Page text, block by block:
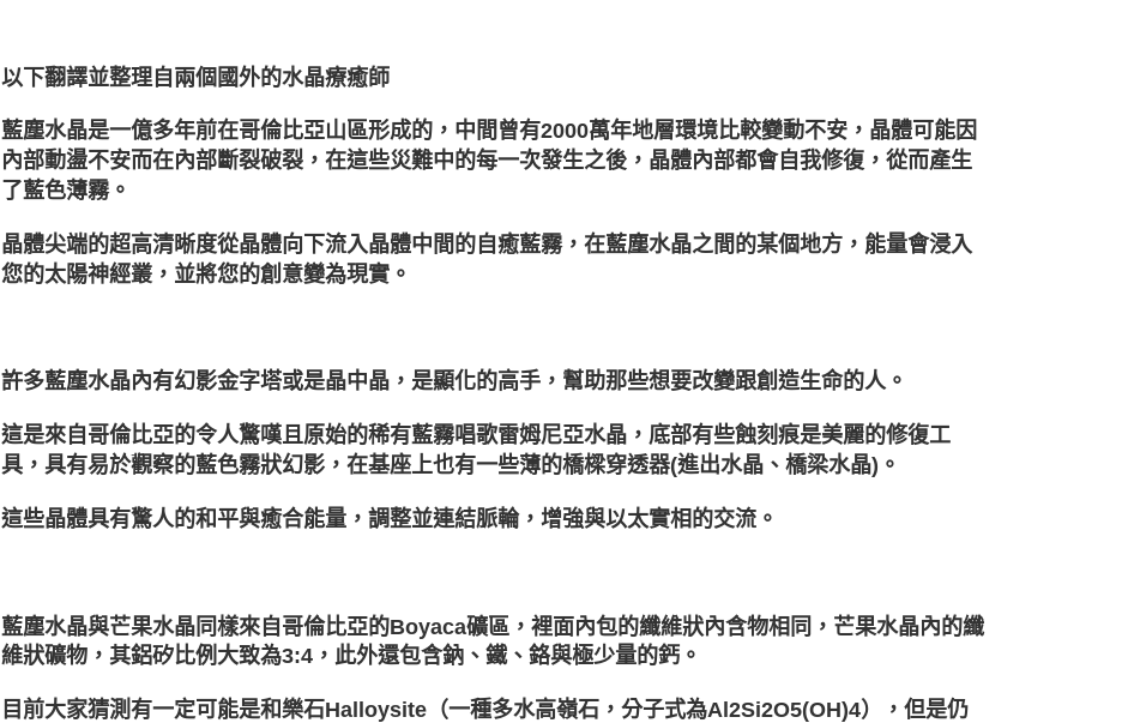
以下翻譯並整理自兩個國外的水晶療癒師
藍塵水晶是一億多年前在哥倫比亞山區形成的，中間曾有2000萬年地層環境比較變動不安，晶體可能因
內部動盪不安而在內部斷裂破裂，在這些災難中的每一次發生之後，晶體內部都會自我修復，從而產生
了藍色薄霧。
晶體尖端的超高清晰度從晶體向下流入晶體中間的自癒藍霧，在藍塵水晶之間的某個地方，能量會浸入
您的太陽神經叢，並將您的創意變為現實。
許多藍塵水晶內有幻影金字塔或是晶中晶，是顯化的高手，幫助那些想要改變跟創造生命的人。
這是來自哥倫比亞的令人驚嘆且原始的稀有藍霧唱歌雷姆尼亞水晶，底部有些蝕刻痕是美麗的修復工
具，具有易於觀察的藍色霧狀幻影，在基座上也有一些薄的橋樑穿透器(進出水晶、橋梁水晶)。
這些晶體具有驚人的和平與癒合能量，調整並連結脈輪，增強與以太實相的交流。
藍塵水晶與芒果水晶同樣來自哥倫比亞的Boyaca礦區，裡面內包的纖維狀內含物相同，芒果水晶內的纖
維狀礦物，其鋁矽比例大致為3:4，此外還包含鈉、鐵、鉻與極少量的鈣。
目前大家猜測有一定可能是和樂石Halloysite（一種多水高嶺石，分子式為Al2Si2O5(OH)4），但是仍